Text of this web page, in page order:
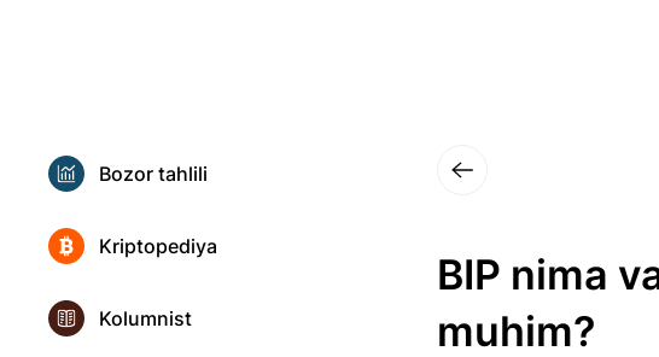
BIP nima
muhim?
Kriptopediya
Kolumnist
Bozor tahlili